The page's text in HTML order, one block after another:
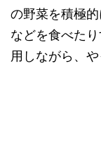
の野菜を積極
などを食べた
用しながら、